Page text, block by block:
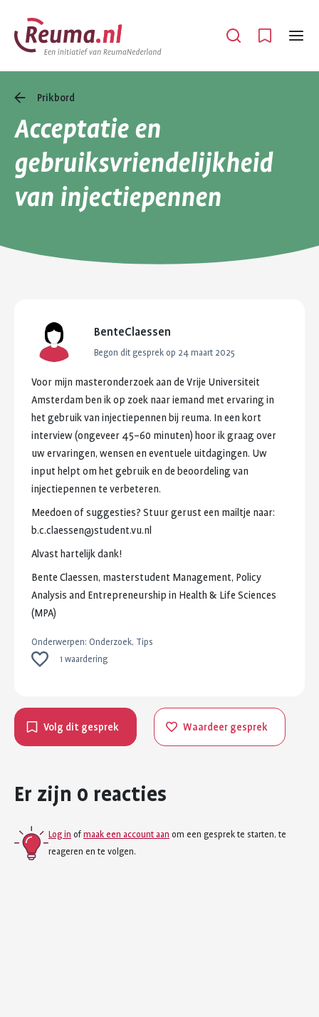
Spring
naar
hoofdinhoud
Spring
naar
footer
navigatie
Open
Menu
Prikbord
Acceptatie en
gebruiksvriendelijkheid
van injectiepennen
BenteClaessen
Begon dit gesprek op 24 maart 2025
Voor mijn masteronderzoek aan de Vrije Universiteit
Amsterdam ben ik op zoek naariemand met ervaring in
het gebruik van injectiepennen bij reuma. In een kort
interview(ongeveer 45–60 minuten) hoorik graag over
uwervaringen, wensen en eventuele uitdagingen. Uw
input helpt om het gebruik en de beoordeling van
injectiepennen te verbeteren.
Meedoen of suggesties? Stuurgerust een mailtje naar:
b.c.claessen@student.vu.nl
Alvast hartelijk dank!
Bente Claessen, masterstudent Management, Policy
Analysis and Entrepreneurship in Health & Life Sciences
(MPA)
Onderwerpen: Onderzoek, Tips
1 waardering
Volg dit gesprek Waardeer gesprek
Er zijn 0 reacties
Log in of maak een account aan om een gesprek te starten, te
reageren en te volgen.